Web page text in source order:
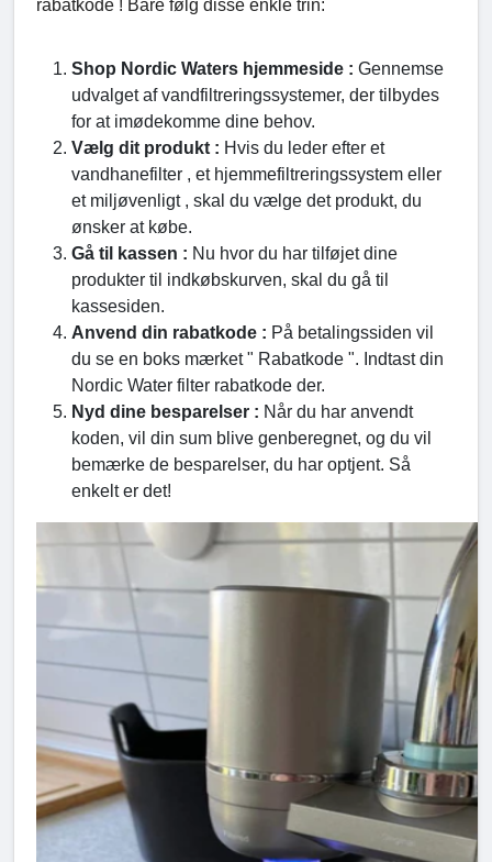
rabatkode ! Bare følg disse enkle trin:
Shop Nordic Waters hjemmeside : Gennemse
udvalget af vandfiltreringssystemer, der tilbydes
for at imødekomme dine behov.
Vælg dit produkt : Hvis du leder efter et
vandhanefilter , et hjemmefiltreringssystem eller
et miljøvenligt , skal du vælge det produkt, du
ønsker at købe.
Gå til kassen : Nu hvor du har tilføjet dine
produkter til indkøbskurven, skal du gå til
kassesiden.
Anvend din rabatkode : På betalingssiden vil
du se en boks mærket " Rabatkode ". Indtast din
Nordic Water filter rabatkode der.
Nyd dine besparelser : Når du har anvendt
koden, vil din sum blive genberegnet, og du vil
bemærke de besparelser, du har optjent. Så
enkelt er det!